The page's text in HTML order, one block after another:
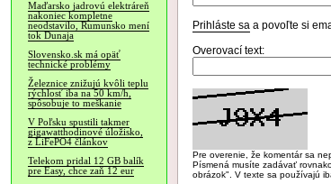
Maďarsko jadrovú elektráreň
nakoniec kompletne
neodstavilo, Rumunsko mení
tok Dunaja
Slovensko.sk má opäť
technické problémy
Železnice znižujú kvôli teplu
rýchlosť iba na 50 km/h,
spôsobuje to meškanie
V Poľsku spustili takmer
gigawatthodinové úložisko,
z LiFePO4 článkov
Telekom pridal 12 GB balík
pre Easy, chce zaň 12 eur
Prihláste sa a povoľte si
Overovací text:
Pre overenie, že komentár sa
Písmená musíte zadávať
obrázok". V texte sa používajú